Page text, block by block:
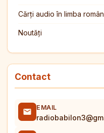
Cărți audio în limba
Noutăți
Contact
EMAIL